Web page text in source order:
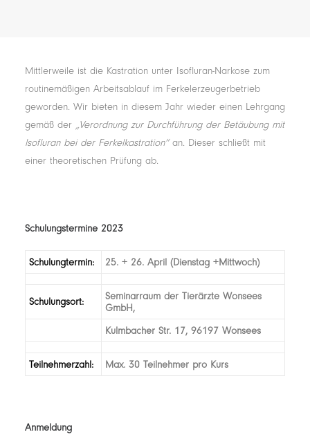
Mittlerweile ist die Kastration unter Isofluran-Narkose zum
routinemäßigen Arbeitsablauf im Ferkelerzeugerbetrieb
geworden. Wir bieten in diesem Jahr wieder einen Lehrgang
gemäß der „Verordnung zur Durchführung der Betäubung mit
lsofluran bei der Ferkelkastration“an. Dieser schließt mit
einer theoretischen Prüfung ab.
Schulungstermine 2023
Schulungtermin: 25. + 26. April (Dienstag +Mittwoch)
Schulungsort:
Seminarraum der Tierärzte Wonsees
GmbH,
Kulmbacher Str. 17, 96197 Wonsees
Teilnehmerzahl: Max. 30 Teilnehmer pro Kurs
Anmeldung